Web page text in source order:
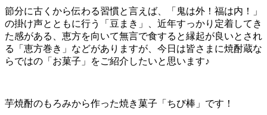
節分に古くから伝わる習慣と言えば、「鬼は外！福は内！」
の掛け声とともに行う「豆まき」、近年すっかり定着してき
た感がある、恵方を向いて無言で食すると縁起が良いとされ
る「恵方巻き」などがありますが、今日は皆さまに焼酎蔵な
らではの「お菓子」をご紹介したいと思います♪
芋焼酎のもろみから作った焼き菓子「ちび棒」です！